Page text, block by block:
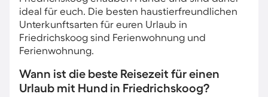
ideal für euch. Die besten haustierfreundlichen
Unterkunftsarten für euren Urlaub in
Friedrichskoog sind Ferienwohnung und
Ferienwohnung.
Wann ist die beste Reisezeit für einen
Urlaub mit Hund in Friedrichskoog?